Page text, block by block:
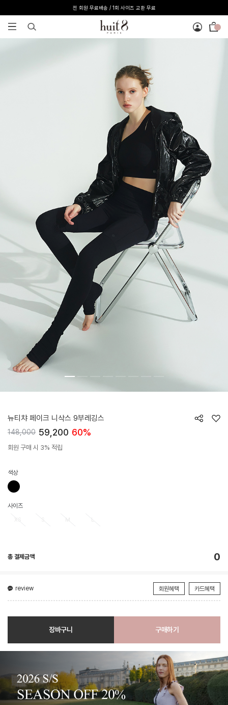
전 회원 무료배송 / 1회 사이즈 교환 무료
뉴티챠 페이크 니삭스 9부레깅스
148,000 59,200 60%
회원 구매 시 3% 적립
색상
사이즈
총 결제금액 0
review 회원혜택 카드혜택
장바구니 구매하기